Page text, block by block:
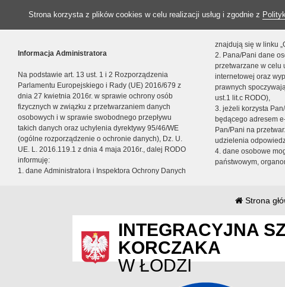
Strona korzysta z plików cookies w celu realizacji usług i zgodnie z
Informacja Administratora
Na podstawie art. 13 ust. 1 i 2 Rozporządzenia
Parlamentu Europejskiego i Rady (UE) 2016/679 z
dnia 27 kwietnia 2016r. w sprawie ochrony osób
fizycznych w związku z przetwarzaniem danych
osobowych i w sprawie swobodnego przepływu
takich danych oraz uchylenia dyrektywy 95/46/WE
(ogólne rozporządzenie o ochronie danych), Dz. U.
UE. L. 2016.119.1 z dnia 4 maja 2016r., dalej RODO
informuję:
1. dane Administratora i Inspektora Ochrony Danych
znajdują się w linku
2. Pana/Pani dane
przetwarzane w celu
internetowej oraz
prawnych
ust.1 lit.c RODO),
3. jeżeli korzysta
będącego adresem
Pan/Pani na
udzielenia
4. dane osobowe
państwowym,
Strona
INTEGRACYJNA
KORCZAKA
W ŁODZI